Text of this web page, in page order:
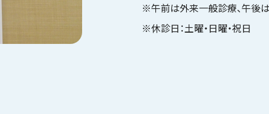
※午前は外来一般診療、午後
※休診日：土曜・日曜・祝日